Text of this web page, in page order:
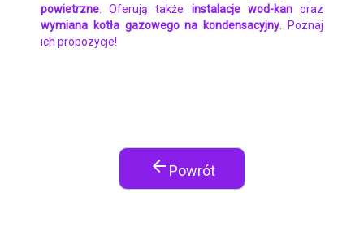
powietrzne . Oferują także instalacje wod-kanoraz
wymiana kotła gazowego na kondensacyjny . Poznaj
ich propozycje!
arrow_back Powrót